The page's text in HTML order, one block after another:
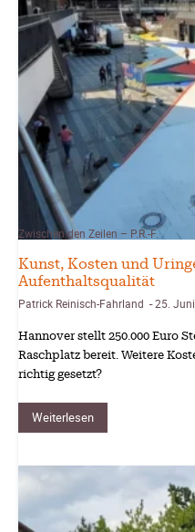
Zwischen den Zeilen – P.R.-F.
Kunst, Kosten und
Aufenthaltsqualität
Patrick Reinisch-Fahrland -25.
Hannover stellt 250.000 Euro
Raschplatz bereit. Weitere
richtig gesetzt?
Weiterlesen